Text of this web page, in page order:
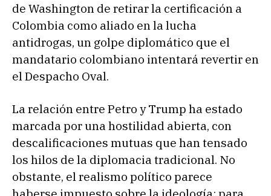
de Washington de retirar la certificación a
Colombia como aliado en la lucha
antidrogas, un golpe diplomático que el
mandatario colombiano intentará revertir en
el Despacho Oval.
La relación entre Petro y Trump ha estado
marcada por una hostilidad abierta, con
descalificaciones mutuas que han tensado
los hilos de la diplomacia tradicional. No
obstante, el realismo político parece